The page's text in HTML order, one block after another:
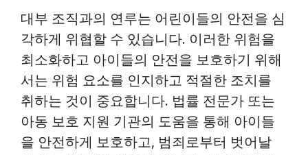
대부 조직과의 연루는 어린이들의 안전을 심
각하게 위협할 수 있습니다. 이러한 위험을
최소화하고 아이들의 안전을 보호하기 위해
서는 위험 요소를 인지하고 적절한 조치를
취하는 것이 중요합니다. 법률 전문가 또는
아동 보호 지원 기관의 도움을 통해 아이들
을 안전하게 보호하고, 범죄로부터 벗어날